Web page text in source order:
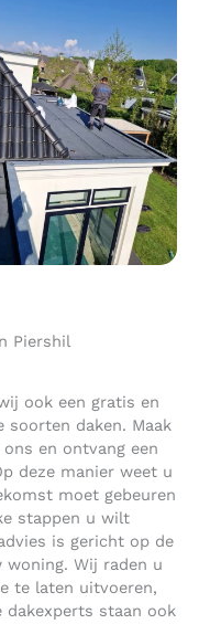
Piershil
ook een gratis en
soorten daken. Maak
en ontvang een
deze manier weet u
moet gebeuren
stappen u wilt
is gericht op de
Wij raden u
te laten uitvoeren,
staan ook